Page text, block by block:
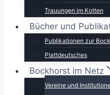
Trauungen im Kotten
Bücher und
Publikationen zur
Plattdeutsches
Bockhorst im Netz
Vereine und